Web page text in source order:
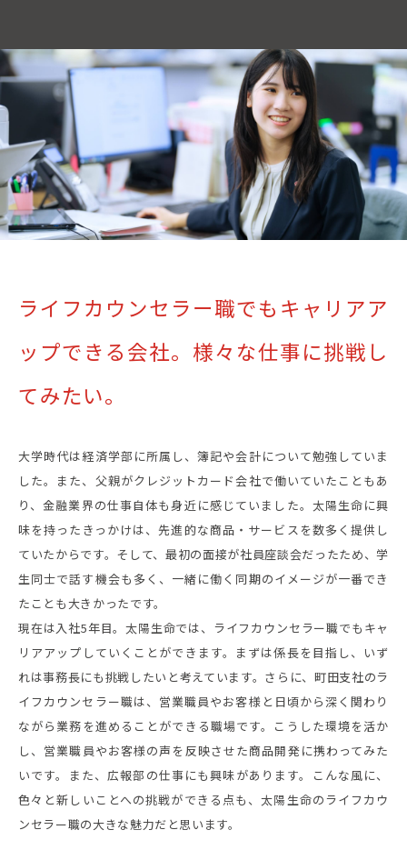
ライフカウンセラー職でもキャリアア
ップできる会社。様々な仕事に挑戦し
てみたい。
大学時代は経済学部に所属し、簿記や会計について勉強していま
した。また、父親がクレジットカード会社で働いていたこともあ
り、金融業界の仕事自体も身近に感じていました。太陽生命に興
味を持ったきっかけは、先進的な商品・サービスを数多く提供し
ていたからです。そして、最初の面接が社員座談会だったため、学
生同士で話す機会も多く、一緒に働く同期のイメージが一番でき
たことも大きかったです。
現在は入社5年目。太陽生命では、ライフカウンセラー職でもキャ
リアアップしていくことができます。まずは係長を目指し、いず
れは事務長にも挑戦したいと考えています。さらに、町田支社のラ
イフカウンセラー職は、営業職員やお客様と日頃から深く関わり
ながら業務を進めることができる職場です。こうした環境を活か
し、営業職員やお客様の声を反映させた商品開発に携わってみた
いです。また、広報部の仕事にも興味があります。こんな風に、
色々と新しいことへの挑戦ができる点も、太陽生命のライフカウ
ンセラー職の大きな魅力だと思います。